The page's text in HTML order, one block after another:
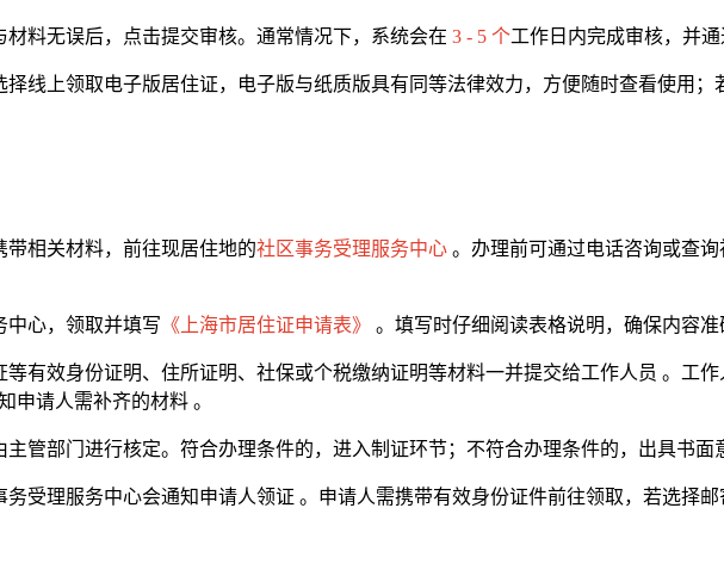
材料无误后，点击提交审核。通常情况下，系统会在 3 - 5 个工作日内完成审核，并
择线上领取电子版居住证，电子版与纸质版具有同等法律效力，方便随时查看使用
带相关材料，前往现居住地的社区事务受理服务中心 。办理前可通过电话咨询或查
中心，领取并填写 《上海市居住证申请表》 。填写时仔细阅读表格说明，确保内容
等有效身份证明、住所证明、社保或个税缴纳证明等材料一并提交给工作人员 。工
申请人需补齐的材料 。
主管部门进行核定。符合办理条件的，进入制证环节；不符合办理条件的，出具书面
务受理服务中心会通知申请人领证 。申请人需携带有效身份证件前往领取，若选择